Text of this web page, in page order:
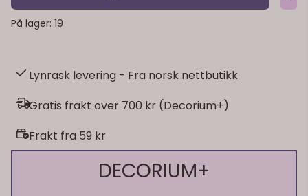
På lager: 19
Lynrask levering - Fra norsk nettbutikk
Gratis frakt over 700 kr (Decorium+)
Frakt fra 59 kr
DECORIUM+